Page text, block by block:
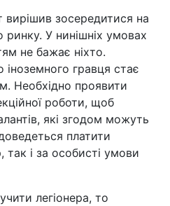
зосередитися на
ринку. У нинішніх умовах
не бажає ніхто.
іноземного гравця стає
Необхідно проявити
роботи, щоб
які згодом можуть
платити
так і за особисті умови
легіонера, то